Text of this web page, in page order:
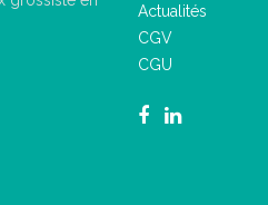
Actualités
CGV
CGU